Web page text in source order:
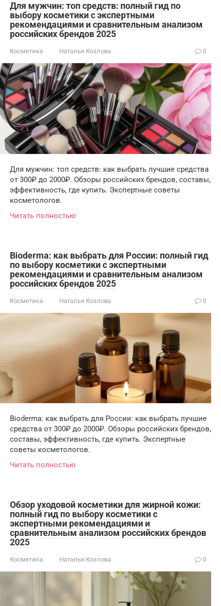
Для мужчин: топ средств: полный гид по
выбору косметики с экспертными
рекомендациями и сравнительным анализом
российских брендов 2025
Косметика Наталья Козлова 0
Для мужчин: топ средств: как выбрать лучшие средства
от 300₽ до 2000₽. Обзоры российских брендов, составы,
эффективность, где купить. Экспертные советы
косметологов.
Читать полностью
Bioderma: как выбрать для России: полный гид
по выбору косметики с экспертными
рекомендациями и сравнительным анализом
российских брендов 2025
Косметика Наталья Козлова 0
Bioderma: как выбрать для России: как выбрать лучшие
средства от 300₽ до 2000₽. Обзоры российских брендов,
составы, эффективность, где купить. Экспертные
советы косметологов.
Читать полностью
Обзор уходовой косметики для жирной кожи:
полный гид по выбору косметики с
экспертными рекомендациями и
сравнительным анализом российских брендов
2025
Косметика Наталья Козлова 0